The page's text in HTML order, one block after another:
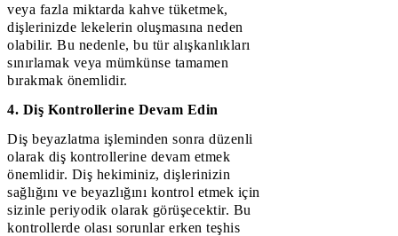
veya fazla miktarda kahve tüketmek,
dişlerinizde lekelerin oluşmasına neden
olabilir. Bu nedenle, bu tür alışkanlıkları
sınırlamak veya mümkünse tamamen
bırakmak önemlidir.
4. Diş Kontrollerine Devam Edin
Diş beyazlatma işleminden sonra düzenli
olarak diş kontrollerine devam etmek
önemlidir. Diş hekiminiz, dişlerinizin
sağlığını ve beyazlığını kontrol etmek için
sizinle periyodik olarak görüşecektir. Bu
kontrollerde olası sorunlar erken teşhis